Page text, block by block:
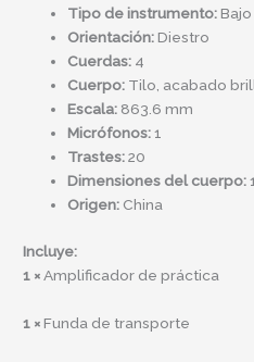
Tipo de instrumento:
Orientación:Diestro
Cuerdas: 4
Cuerpo: Tilo, acabado
Escala: 863.6 mm
Micrófonos:1
Trastes:20
Dimensiones del cuerpo:
Origen: China
Incluye:
1 × Amplificador de práctica
1 ×Funda de transporte